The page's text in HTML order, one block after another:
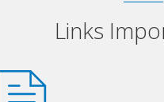
Links